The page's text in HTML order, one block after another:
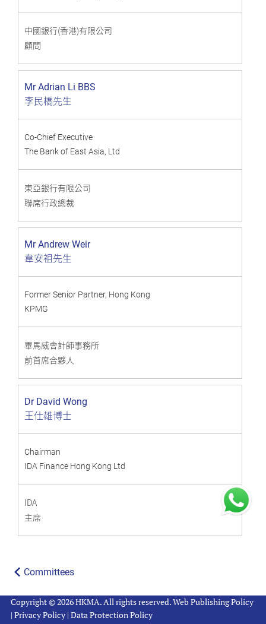
中國銀行(香港)有限公司
顧問
Mr Adrian Li BBS
李民橋先生
Co-Chief Executive
The Bank of East Asia, Ltd
東亞銀行有限公司
聯席行政總裁
Mr Andrew Weir
韋安祖先生
Former Senior Partner, Hong Kong
KPMG
畢馬威會計師事務所
前首席合夥人
Dr David Wong
王仕雄博士
Chairman
IDA Finance Hong Kong Ltd
IDA
主席
Committees
Copyright © 2026 HKMA. All rights reserved.Web Publishing Policy
| Privacy Policy | Data Protection Policy